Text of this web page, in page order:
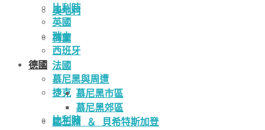
奧地利
荷蘭
法國
捷克
比利時
比利時
英國
瑞士
西班牙
德國
慕尼黑與周遭
慕尼黑市區
慕尼黑郊區
國王湖 ＆ 貝希特斯加登